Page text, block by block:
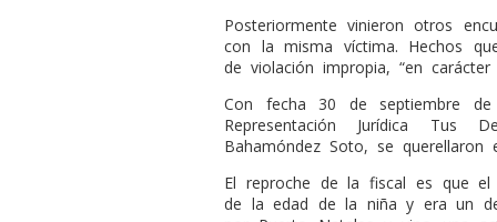
Posteriormente vinieron otros
con la misma víctima. Hechos
de violación impropia, “en carácter
Con fecha 30 de septiembre
Representación Jurídica Tus
Bahamóndez Soto, se querellaron
El reproche de la fiscal es que el
de la edad de la niña y era un